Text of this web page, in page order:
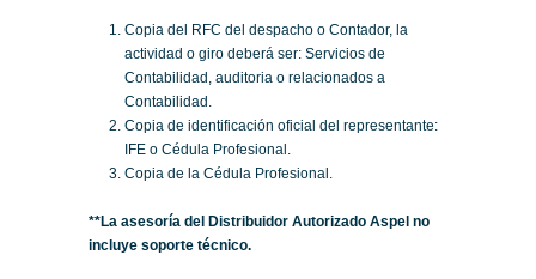
Copia del RFC del despacho o Contador, la
actividad o giro deberá ser: Servicios de
Contabilidad, auditoria o relacionados a
Contabilidad.
Copia de identificación oficial del representante:
IFE o Cédula Profesional.
Copia de la Cédula Profesional.
**La asesoría del Distribuidor Autorizado Aspel no
incluye soporte técnico.